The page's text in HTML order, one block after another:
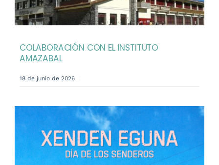
COLABORACIÓN CON EL INSTITUTO
AMAZABAL
18 de junio de 2026